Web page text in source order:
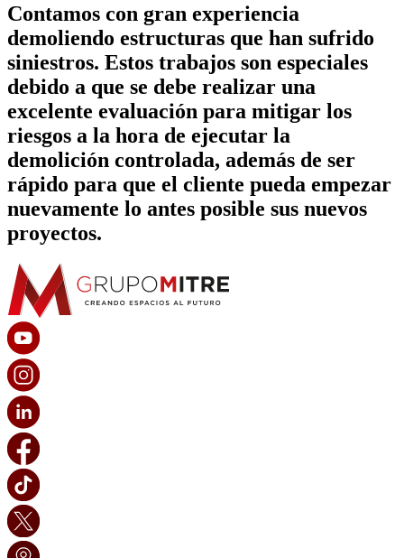
Contamos con gran experiencia
demoliendo estructuras que han sufrido
siniestros. Estos trabajos son especiales
debido a que se debe realizar una
excelente evaluación para mitigar los
riesgos a la hora de ejecutar la
demolición controlada, además de ser
rápido para que el cliente pueda empezar
nuevamente lo antes posible sus nuevos
proyectos.